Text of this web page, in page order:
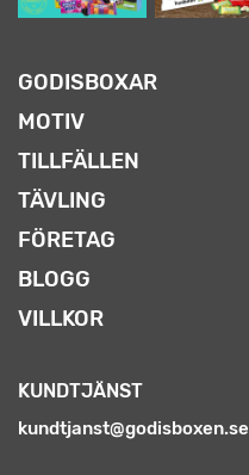
GODISBOXAR
MOTIV
TILLFÄLLEN
TÄVLING
FÖRETAG
BLOGG
VILLKOR
KUNDTJÄNST
kundtjanst@godisboxen.se